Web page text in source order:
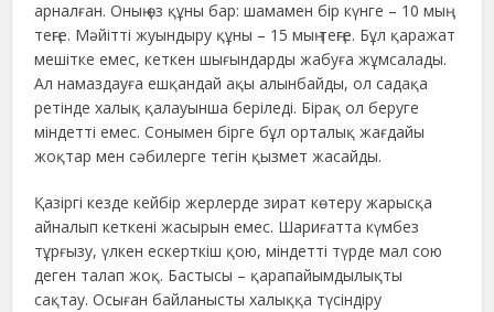
арналған. Оның өз құны бар: шамамен бір күнге – 10 мың
теңге. Мәйітті жуындыру құны – 15 мың теңге. Бұл қаражат
мешітке емес, кеткен шығындарды жабуға жұмсалады.
Ал намаздауға ешқандай ақы алынбайды, ол садақа
ретінде халық қалауынша беріледі. Бірақ ол беруге
міндетті емес. Сонымен бірге бұл орталық жағдайы
жоқтар мен сәбилерге тегін қызмет жасайды.
Қазіргі кезде кейбір жерлерде зират көтеру жарысқа
айналып кеткені жасырын емес. Шариғатта күмбез
тұрғызу, үлкен ескерткіш қою, міндетті түрде мал сою
деген талап жоқ. Бастысы – қарапайымдылықты
сақтау. Осыған байланысты халыққа түсіндіру